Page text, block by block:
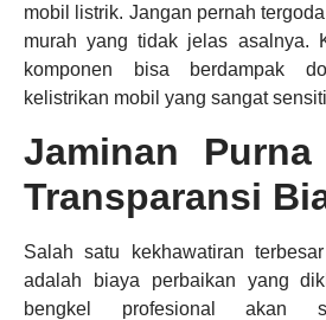
mobil listrik. Jangan pernah
murah yang tidak jelas asalnya.
komponen bisa berdampak
kelistrikan mobil yang sangat
Jaminan
Transparansi
Salah satu kekhawatiran
adalah biaya perbaikan yang
bengkel profesional akan